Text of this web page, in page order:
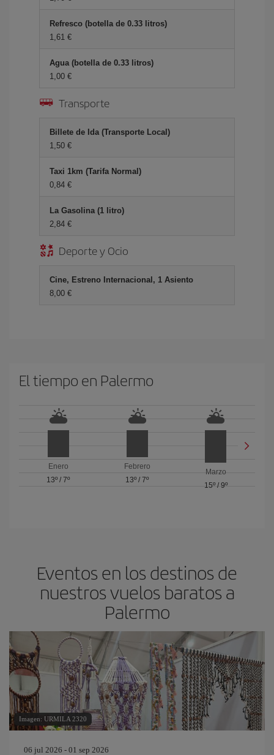
Refresco (botella de 0.33 litros)
1,61 €
Agua (botella de 0.33 litros)
1,00 €
Transporte
Billete de Ida (Transporte Local)
1,50 €
Taxi 1km (Tarifa Normal)
0,84 €
La Gasolina (1 litro)
2,84 €
Deporte y Ocio
Cine, Estreno Internacional, 1 Asiento
8,00 €
El tiempo en Palermo
Enero
13º /7º
Febrero
13º / 7º
Marzo
15º/ 9º
Eventos en los destinos de
nuestros vuelos baratos a
Palermo
Imagen: URMILA 2320
06 jul 2026 - 01 sep 2026